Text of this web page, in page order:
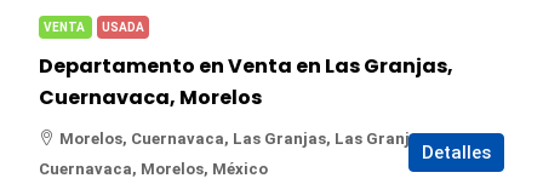
VENTA USADA
Departamento en Venta en Las Granjas,
Cuernavaca, Morelos
Morelos, Cuernavaca, Las Granjas, Las Granjas,
Cuernavaca, Morelos, México
Detalles